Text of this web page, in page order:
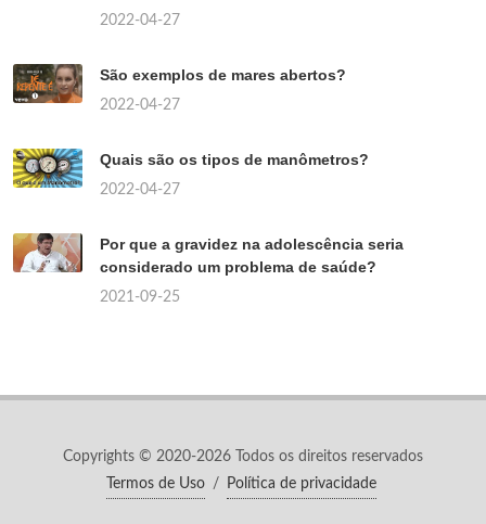
2022-04-27
São exemplos de mares abertos?
2022-04-27
Quais são os tipos de manômetros?
2022-04-27
Por que a gravidez na adolescência seria
considerado um problema de saúde?
2021-09-25
Copyrights © 2020-2026 Todos os direitos reservados
Termos de Uso / Política de privacidade